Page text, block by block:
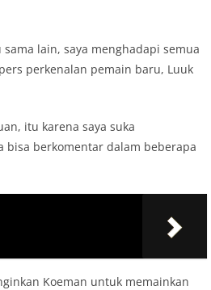
lain, saya menghadapi semua
perkenalan pemain baru, Luuk
itu karena saya suka
bisa berkomentar dalam beberapa
Koeman untuk memainkan